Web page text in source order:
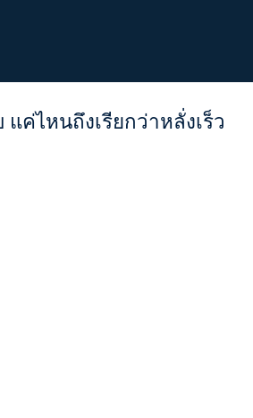
แค่ไหนถึงเรียกว่าหลั่งเร็ว